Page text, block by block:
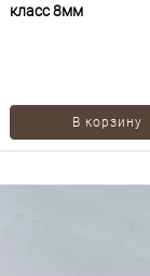
класс 8мм
В корзину